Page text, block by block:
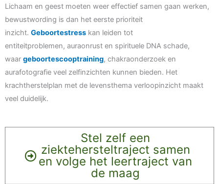
Lichaam en geest moeten weer effectief samen gaan werken,
bewustwording is dan het eerste prioriteit
inzicht. Geboortestress kan leiden tot
entiteitproblemen, auraonrust en spirituele DNA schade,
waar geboortescooptraining, chakraonderzoek en
aurafotografie veel zelfinzichten kunnen bieden. Het
krachtherstelplan met de levensthema verloopinzicht maakt
veel duidelijk.
Stel zelf een
ziektehersteltraject samen
en volge het leertraject van
de maag